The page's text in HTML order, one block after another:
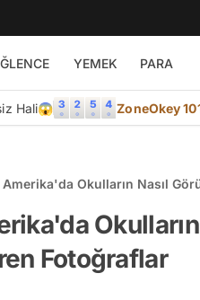
YEMEK PARA
Hali😱 ZoneOkey
Amerika'da Okulların Nasıl
Fotoğraflar